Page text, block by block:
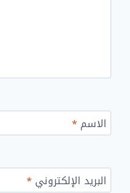
الاسم*
البريد الإلكتروني*